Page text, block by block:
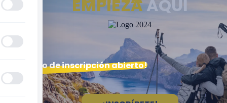
EMPIEZAAQUÍ
¡Plazo de inscripción abierto!